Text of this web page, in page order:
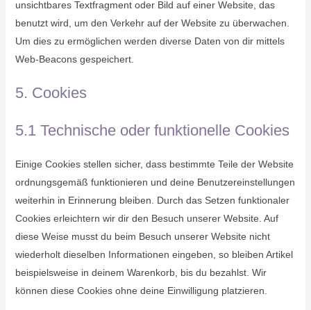
unsichtbares Textfragment oder Bild auf einer Website, das
benutzt wird, um den Verkehr auf der Website zu überwachen.
Um dies zu ermöglichen werden diverse Daten von dir mittels
Web-Beacons gespeichert.
5. Cookies
5.1 Technische oder funktionelle Cookies
Einige Cookies stellen sicher, dass bestimmte Teile der Website
ordnungsgemäß funktionieren und deine Benutzereinstellungen
weiterhin in Erinnerung bleiben. Durch das Setzen funktionaler
Cookies erleichtern wir dir den Besuch unserer Website. Auf
diese Weise musst du beim Besuch unserer Website nicht
wiederholt dieselben Informationen eingeben, so bleiben Artikel
beispielsweise in deinem Warenkorb, bis du bezahlst. Wir
können diese Cookies ohne deine Einwilligung platzieren.